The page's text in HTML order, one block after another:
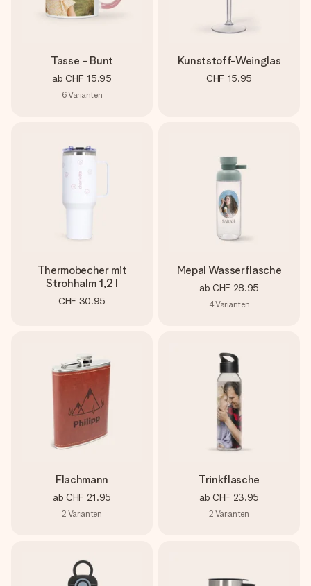
Tasse - Bunt
ab CHF 15.95
6Varianten
Kunststoff-Weinglas
CHF 15.95
Thermobecher mit
Strohhalm 1,2 l
CHF 30.95
Mepal Wasserflasche
ab CHF 28.95
4Varianten
Flachmann
ab CHF 21.95
2 Varianten
Trinkflasche
ab CHF 23.95
2 Varianten